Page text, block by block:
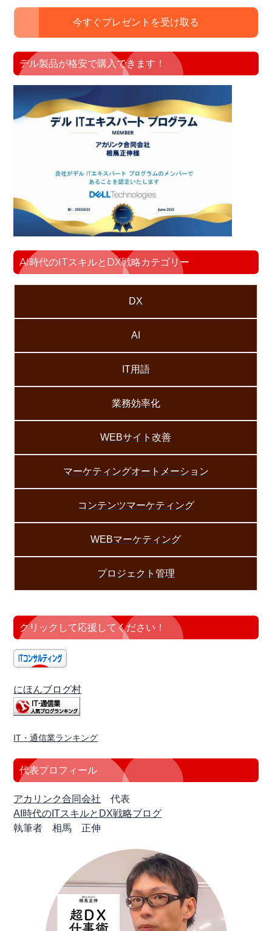
今すぐプレゼントを受け取る
デル製品が格安で購入できます！
AI時代のITスキルとDX戦略カテゴリー
DX
AI
IT用語
業務効率化
WEBサイト改善
マーケティングオートメーション
コンテンツマーケティング
WEBマーケティング
プロジェクト管理
クリックして応援してください！
にほんブログ村
IT・通信業ランキング
代表プロフィール
アカリンク合同会社 代表
AI時代のITスキルとDX戦略ブログ
執筆者 相馬 正伸